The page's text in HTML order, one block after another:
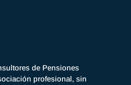
de Pensiones
profesional, sin